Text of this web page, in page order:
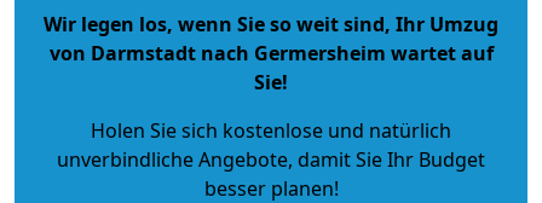
Wir legen los, wenn Sie so weit sind, Ihr Umzug
von Darmstadt nach Germersheim wartet auf
Sie!
Holen Sie sich kostenlose und natürlich
unverbindliche Angebote, damit Sie Ihr Budget
besser planen!